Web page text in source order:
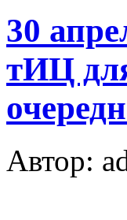
30
тИЦ
Автор: